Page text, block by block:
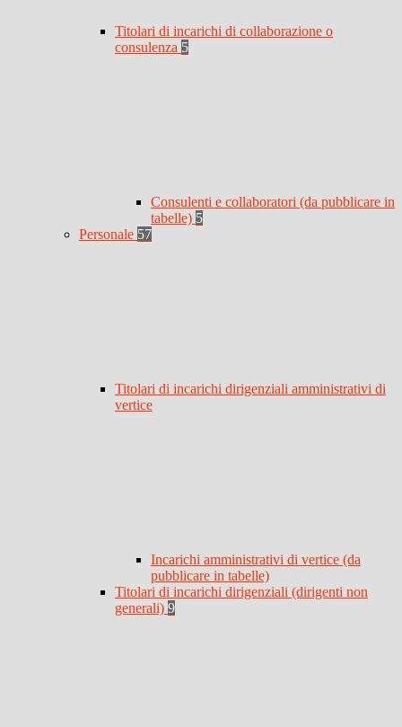
Titolari di incarichi di collaborazione o
consulenza 5
Consulenti e collaboratori (da pubblicare in
tabelle) 5
Personale 57
Titolari di incarichi dirigenziali amministrativi di
vertice
Incarichi amministrativi di vertice (da
pubblicare in tabelle)
Titolari di incarichi dirigenziali (dirigenti non
generali) 9